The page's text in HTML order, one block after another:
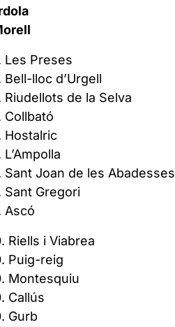
Les Preses
Bell-lloc d’Urgell
Riudellots de la Selva
Collbató
Hostalric
L’Ampolla
Sant Joan de les Abadesses
Sant Gregori
Ascó
Riells i Viabrea
Puig-reig
Montesquiu
Callús
Gurb